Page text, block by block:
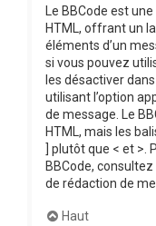
Le BBCode est
HTML, offrant un
éléments d’un
si vous pouvez
les désactiver
utilisant l’option
de message. Le
HTML, mais les
] plutôt que < et >.
BBCode,
de rédaction de
Haut